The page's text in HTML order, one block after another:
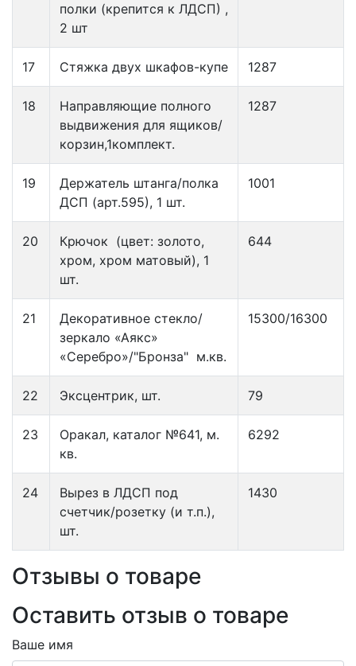
полки (крепится к ЛДСП) ,
2 шт
17 Стяжка двух шкафов-купе 1287
18
Направляющие полного
выдвижения для ящиков/
корзин,1комплект.
1287
19
Держатель штанга/полка
ДСП (арт.595), 1 шт.
1001
20
Крючок (цвет: золото,
хром, хром матовый), 1
шт.
644
21
Декоративное стекло/
зеркало «Аякс»
«Серебро»/"Бронза" м.кв.
15300/16300
22 Эксцентрик, шт. 79
23
Оракал, каталог №641, м.
кв.
6292
24
Вырез в ЛДСП под
счетчик/розетку (и т.п.),
шт.
1430
Отзывы о товаре
Оставить отзыв о товаре
Ваше имя